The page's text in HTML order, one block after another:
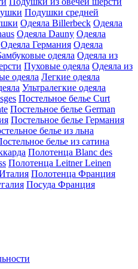
Подушки средней
Одеяла Billerbeck Одеяла
Одеяла Dauny Одеяла
Одеяла Германия Одеяла
одеяла Одеяла из
Пуховые одеяла Одеяла из
одеяла Легкие одеяла
Ультралегкие одеяла
Постельное белье Curt
Постельное белье German
Постельное белье Германия
белье из льна
белье из сатина
Полотенца Blanc des
Полотенца Leitner Leinen
Полотенца Франция
Посуда Франция